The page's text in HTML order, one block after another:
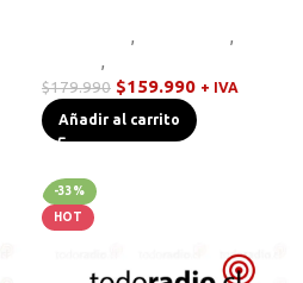
, ,
,
$179.990 $159.990 + IVA
Añadir al carrito
-33%
HOT